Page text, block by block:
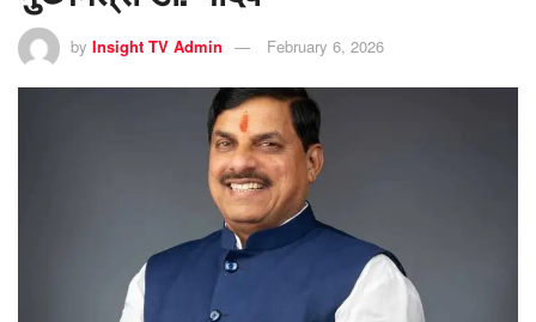
by Insight TV Admin February 6, 2026